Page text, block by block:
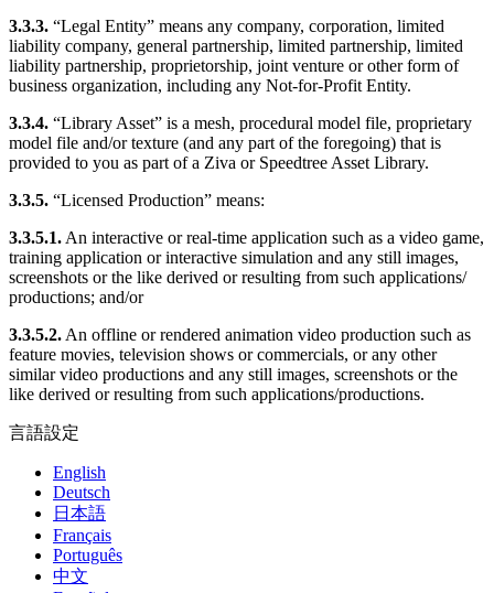
3.3.3. “Legal Entity” means any company, corporation, limited
liability company, general partnership, limited partnership, limited
liability partnership, proprietorship, joint venture or other form of
business organization, including any Not-for-Profit Entity.
3.3.4. “Library Asset” is a mesh, procedural model file, proprietary
model file and/or texture (and any part of the foregoing) that is
provided to you as part of a Ziva or Speedtree Asset Library.
3.3.5. “Licensed Production” means:
3.3.5.1. An interactive or real-time application such as a video game,
training application or interactive simulation and any still images,
screenshots or the like derived or resulting from such applications/
productions; and/or
3.3.5.2. An offline or rendered animation video production such as
feature movies, television shows or commercials, or any other
similar video productions and any still images, screenshots or the
like derived or resulting from such applications/productions.
言語設定
English
Deutsch
日本語
Français
Português
中文